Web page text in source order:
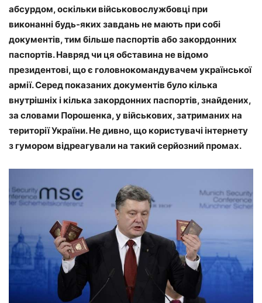
абсурдом, оскільки військовослужбовці при
виконанні будь-яких завдань не мають при собі
документів, тим більше паспортів або закордонних
паспортів. Навряд чи ця обставина не відомо
президентові, що є головнокомандувачем української
армії. Серед показаних документів було кілька
внутрішніх і кілька закордонних паспортів, знайдених,
за словами Порошенка, у військових, затриманих на
території України. Не дивно, що користувачі інтернету
з гумором відреагували на такий серйозний промах.